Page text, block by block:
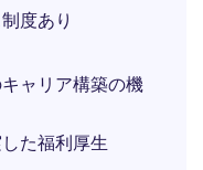
度あり
ャリア構築の機
た福利厚生